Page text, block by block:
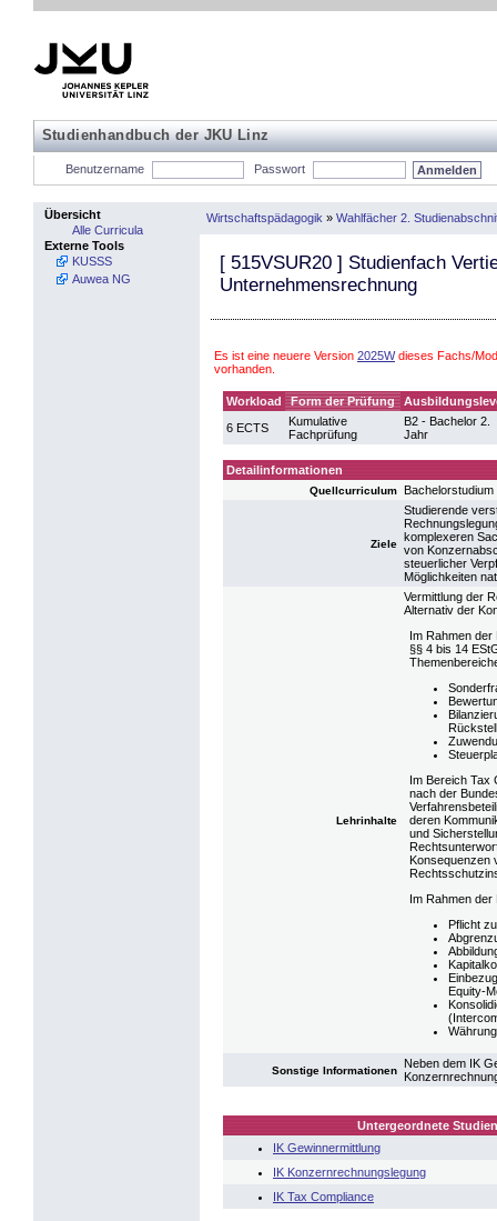
Studienhandbuch der JKU Linz
Benutzername Passwort
Übersicht
Alle Curricula
Externe Tools
KUSSS
Auwea NG
Wirtschaftspädagogik » Wahlfächer 2.
[ 515VSUR20 ] Studienfach
Unternehmensrechnung
Es ist eine neuere Version 2025Wdieses Fachs/
vorhanden.
Workload Form der Prüfung
6 ECTS
Kumulative
Fachprüfung
B2 - Bachelor 2.
Jahr
Detailinformationen
Quellcurriculum
Ziele
Studierende
komplexeren
von
steuerlicher
Möglichkeiten
Lehrinhalte
Vermittlung der
Alternativ der
Im Rahmen
§§ 4 bis 14
Im Bereich Tax
nach der
deren
und
Konsequenzen
Im Rahmen
Pflicht
Equity-
Sonstige Informationen
Neben dem IK
Untergeordnete
IK Gewinnermittlung
IK Konzernrechnungslegung
IK Tax Compliance